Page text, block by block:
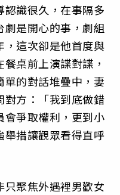
識很久，在事隔多
是開心的事，劇組
，這次卻是他首度與
桌前上演諜對諜，
單的對話堆疊中，妻
對方：「我到底做錯
會爭取權利，更到小
舉措讓觀眾看得直呼
聚焦外遇裡男歡女